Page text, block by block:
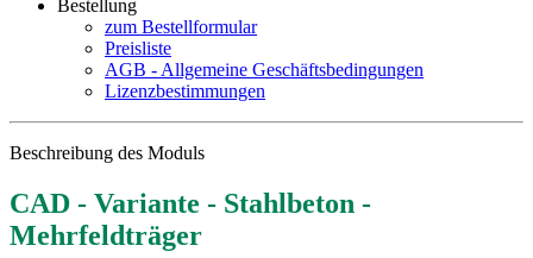
Bestellung
zum Bestellformular
Preisliste
AGB - Allgemeine Geschäftsbedingungen
Lizenzbestimmungen
Beschreibung des Moduls
CAD - Variante - Stahlbeton -
Mehrfeldträger